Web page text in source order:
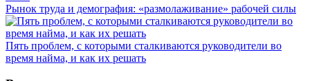
Рынок труда и демография: «размолаживание» рабочей силы
Пять проблем, с которыми сталкиваются руководители во
время найма, и как их решать